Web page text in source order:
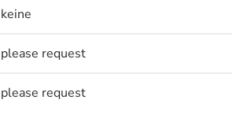
keine
please request
please request